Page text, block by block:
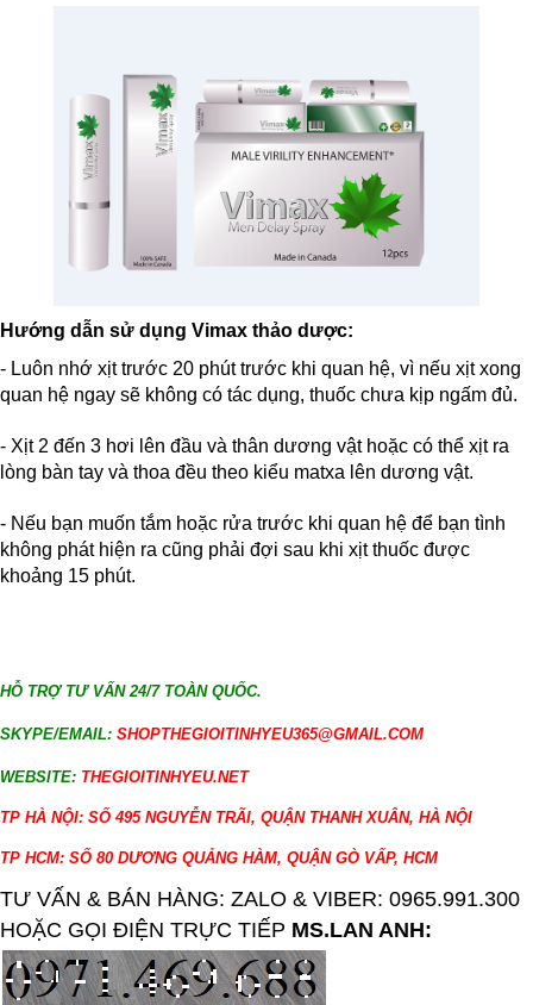
Hướng dẫn sử dụng Vimax thảo dược:
- Luôn nhớ xịt trước 20 phút trước khi quan hệ, vì nếu xịt xong
quan hệ ngay sẽ không có tác dụng, thuốc chưa kịp ngấm đủ.
- Xịt 2 đến 3 hơi lên đầu và thân dương vật hoặc có thể xịt ra
lòng bàn tay và thoa đều theo kiểu matxa lên dương vật.
- Nếu bạn muốn tắm hoặc rửa trước khi quan hệ để bạn tình
không phát hiện ra cũng phải đợi sau khi xịt thuốc được
khoảng 15 phút.
HỖ TRỢ TƯ VẤN 24/7 TOÀN QUỐC.
SKYPE/EMAIL: SHOPTHEGIOITINHYEU365@GMAIL.COM
WEBSITE: THEGIOITINHYEU.NET
TP HÀ NỘI: SỐ 495 NGUYỄN TRÃI, QUẬN THANH XUÂN, HÀ NỘI
TP HCM: SỐ 80 DƯƠNG QUẢNG HÀM, QUẬN GÒ VẤP, HCM
TƯ VẤN & BÁN HÀNG: ZALO & VIBER: 0965.991.300
HOẶC GỌI ĐIỆN TRỰC TIẾP MS.LAN ANH: